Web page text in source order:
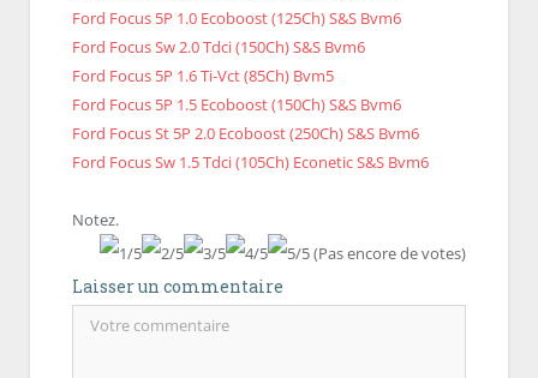
Ford Focus 5P 1.0 Ecoboost (125Ch) S&S Bvm6
Ford Focus Sw 2.0 Tdci (150Ch) S&S Bvm6
Ford Focus 5P 1.6 Ti-Vct (85Ch) Bvm5
Ford Focus 5P 1.5 Ecoboost (150Ch) S&S Bvm6
Ford Focus St 5P 2.0 Ecoboost (250Ch) S&S Bvm6
Ford Focus Sw 1.5 Tdci (105Ch) Econetic S&S Bvm6
Notez.
(Pas encore de votes)
Laisser un commentaire